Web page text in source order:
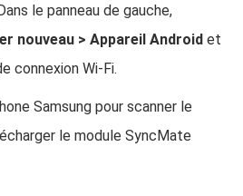
le panneau de gauche,
nouveau > Appareil Android et
connexion Wi-Fi.
Samsung pour scanner le
le module SyncMate